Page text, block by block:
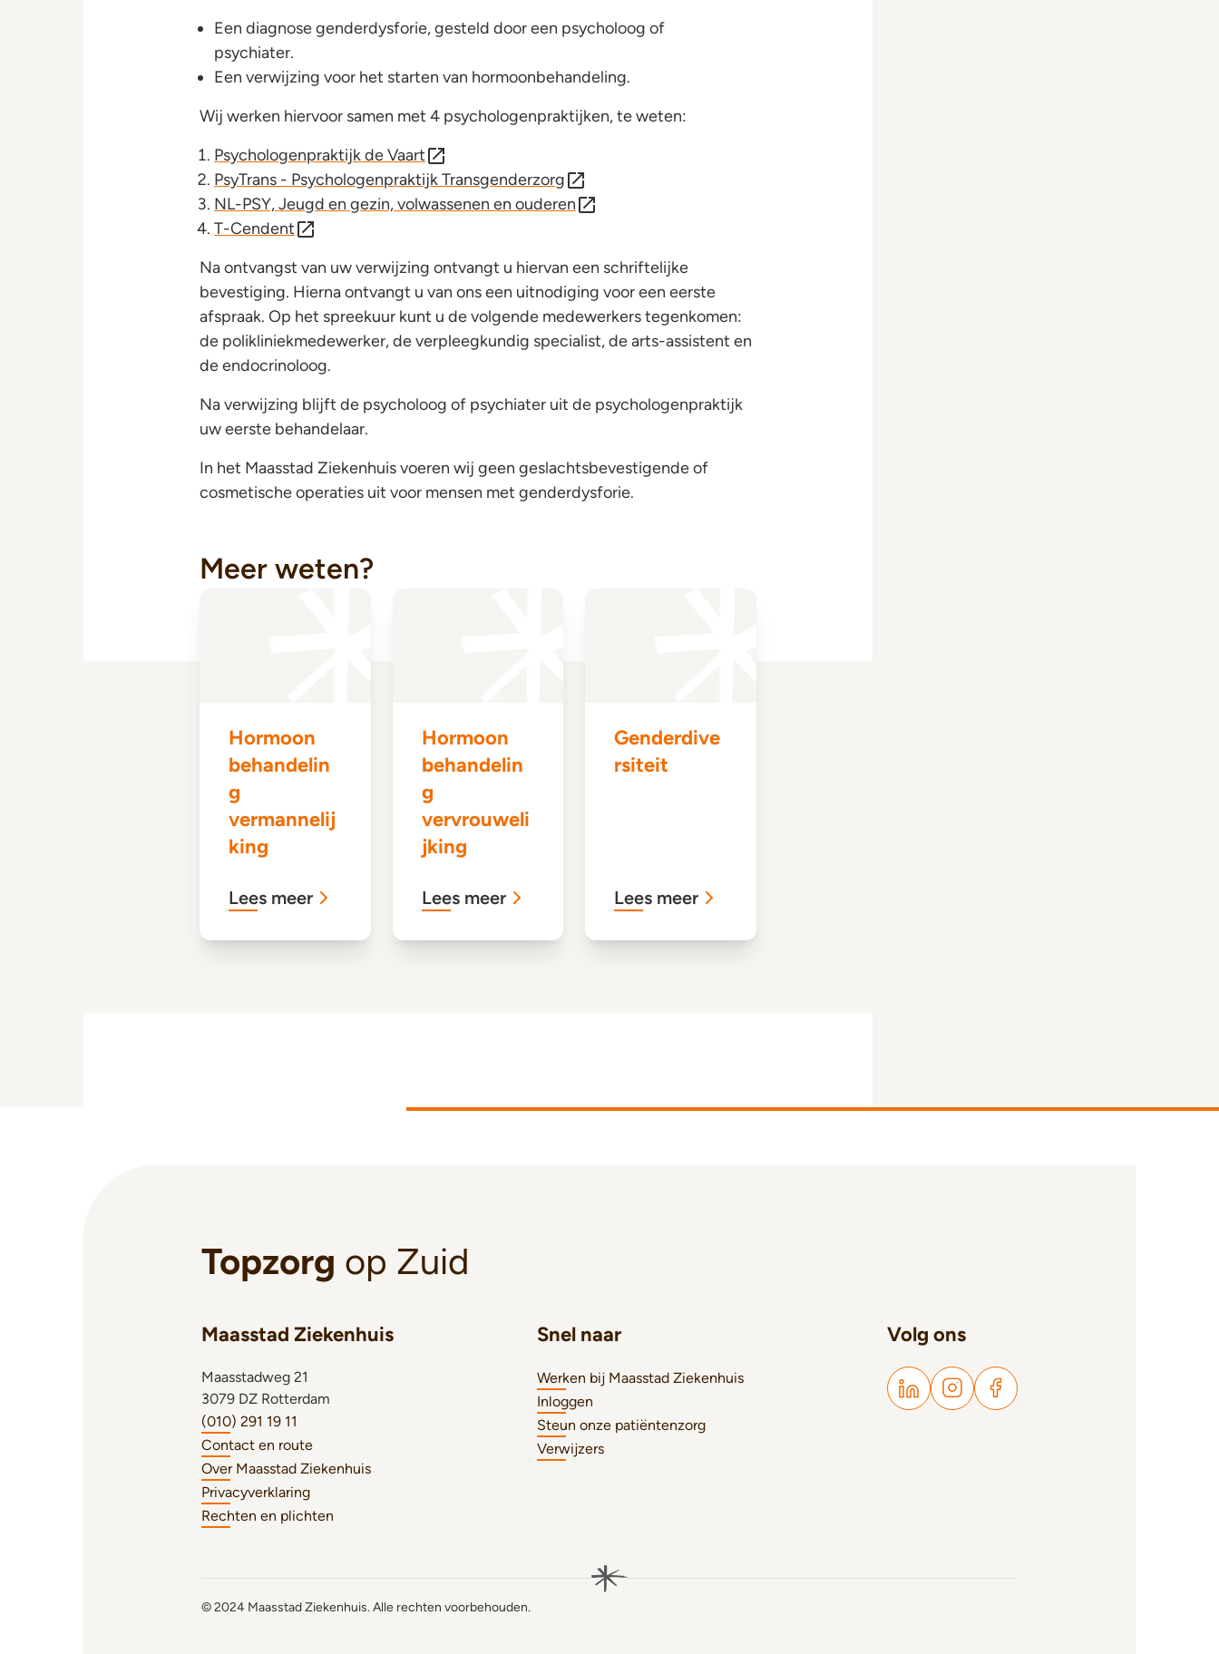
Een diagnose genderdysforie, gesteld door een psycholoog of
psychiater.
Een verwijzing voor het starten van hormoonbehandeling.
Wij werken hiervoor samen met 4 psychologenpraktijken, te weten:
Psychologenpraktijk de Vaart
PsyTrans - Psychologenpraktijk Transgenderzorg
NL-PSY, Jeugd en gezin, volwassenen en ouderen
T-Cendent
Na ontvangst van uw verwijzing ontvangt u hiervan een schriftelijke
bevestiging. Hierna ontvangt u van ons een uitnodiging voor een eerste
afspraak. Op het spreekuur kunt u de volgende medewerkers tegenkomen:
de polikliniekmedewerker, de verpleegkundig specialist, de arts-assistent en
de endocrinoloog.
Na verwijzing blijft de psycholoog of psychiater uit de psychologenpraktijk
uw eerste behandelaar.
In het Maasstad Ziekenhuis voeren wij geen geslachtsbevestigende of
cosmetische operaties uit voor mensen met genderdysforie.
Meer weten?
Hormoon
behandelin
g
vermannelij
king
Lees meer
Hormoon
behandelin
g
vervrouweli
jking
Lees meer
Genderdive
rsiteit
Lees meer
Topzorg op Zuid
Maasstad Ziekenhuis
Maasstadweg 21
3079 DZ Rotterdam
(010) 291 19 11
Contact en route
Over Maasstad Ziekenhuis
Privacyverklaring
Rechten en plichten
Snel naar
Werken bij Maasstad Ziekenhuis
Inloggen
Steun onze patiëntenzorg
Verwijzers
Volg ons
© 2024 Maasstad Ziekenhuis. Alle rechten voorbehouden.